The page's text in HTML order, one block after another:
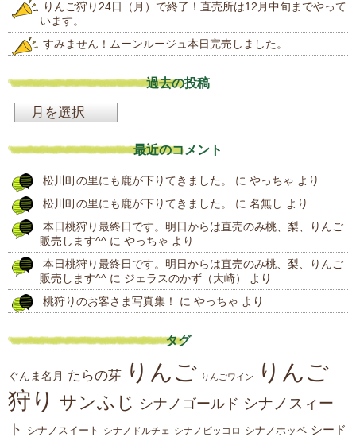
りんご狩り24日（月）で終了！直売所は12月中旬までやって
います。
すみません！ムーンルージュ本日完売しました。
過去の投稿
投
稿
最近のコメント
松川町の里にも鹿が下りてきました。 に やっちゃ より
松川町の里にも鹿が下りてきました。
に 名無し より
本日桃狩り最終日です。明日からは直売のみ桃、梨、りんご
販売します^^ に やっちゃ より
本日桃狩り最終日です。明日からは直売のみ桃、梨、りんご
販売します^^ に ジェラスのかず（大崎）
より
桃狩りのお客さま写真集！
に やっちゃ より
タグ
ぐんま名月 たらの芽 りんご りんごワイン
りんご
狩り サンふじ シナノゴールド シナノスィー
ト
シナノスイート シナノドルチェ シナノピッコロ シナノホッペ シード